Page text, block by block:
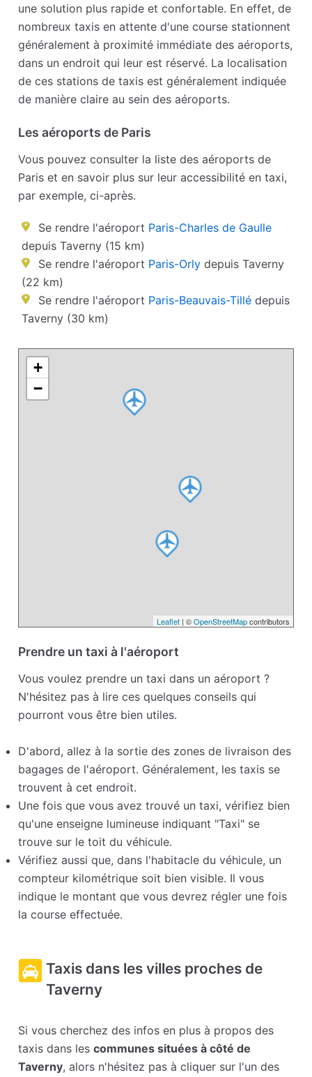
une solution plus rapide et confortable. En effet, de
nombreux taxis en attente d'une course stationnent
généralement à proximité immédiate des aéroports,
dans un endroit qui leur est réservé. La localisation
de ces stations de taxis est généralement indiquée
de manière claire au sein des aéroports.
Les aéroports de Paris
Vous pouvez consulter la liste des aéroports de
Paris et en savoir plus sur leur accessibilité en taxi,
par exemple, ci-après.
Se rendre l'aéroport Paris-Charles de Gaulle
depuis Taverny (15 km)
Se rendre l'aéroport Paris-Orly depuis Taverny
(22 km)
Se rendre l'aéroport Paris-Beauvais-Tillé depuis
Taverny (30 km)
+
−
Leaflet| ©OpenStreetMapcontributors
Prendre un taxi à l'aéroport
Vous voulez prendre un taxi dans un aéroport ?
N'hésitez pas à lire ces quelques conseils qui
pourront vous être bien utiles.
D'abord, allez à la sortie des zones de livraison des
bagages de l'aéroport. Généralement, les taxis se
trouvent à cet endroit.
Une fois que vous avez trouvé un taxi, vérifiez bien
qu'une enseigne lumineuse indiquant "Taxi" se
trouve sur le toit du véhicule.
Vérifiez aussi que, dans l'habitacle du véhicule, un
compteur kilométrique soit bien visible. Il vous
indique le montant que vous devrez régler une fois
la course effectuée.
Taxis dans les villes proches de
Taverny
Si vous cherchez des infos en plus à propos des
taxis dans lescommunes situées à côté de
Taverny, alors n'hésitez pas à cliquer sur l'un des